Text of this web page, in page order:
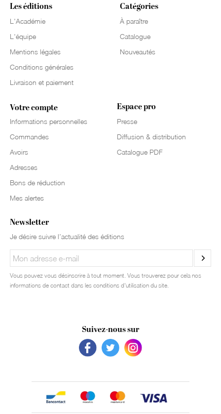
Les éditions
L'Académie
L'équipe
Mentions légales
Conditions générales
Livraison et paiement
Catégories
À paraître
Catalogue
Nouveautés
Votre compte
Informations personnelles
Commandes
Avoirs
Adresses
Bons de réduction
Mes alertes
Espace pro
Presse
Diffusion & distribution
Catalogue PDF
Newsletter
Je désire suivre l’actualité des éditions
Vous pouvez vous désinscrire à tout moment. Vous trouverez pour cela nos
informations de contact dans les conditions d'utilisation du site.
Suivez-nous sur